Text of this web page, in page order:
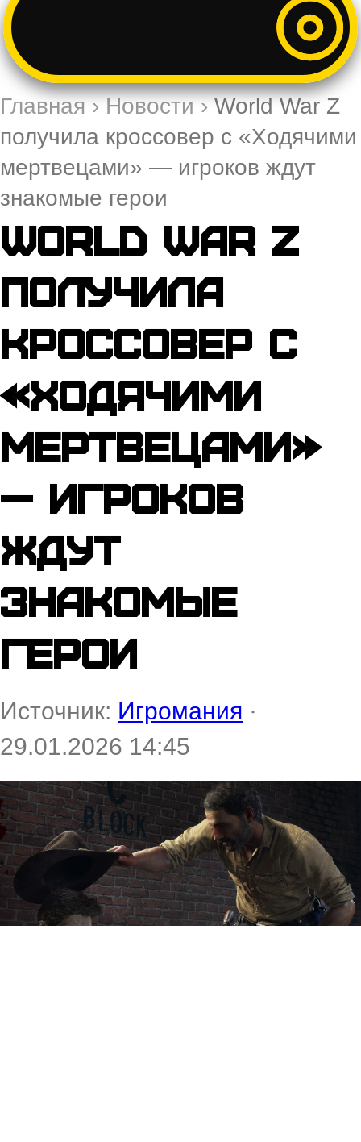
Главная›Новости›World War Z
получила кроссовер с «Ходячими
мертвецами» — игроков ждут
знакомые герои
World War Z
получила
кроссовер с
«Ходячими
мертвецами»
— игроков
ждут
знакомые
герои
Источник: Игромания ·
29.01.2026 14:45